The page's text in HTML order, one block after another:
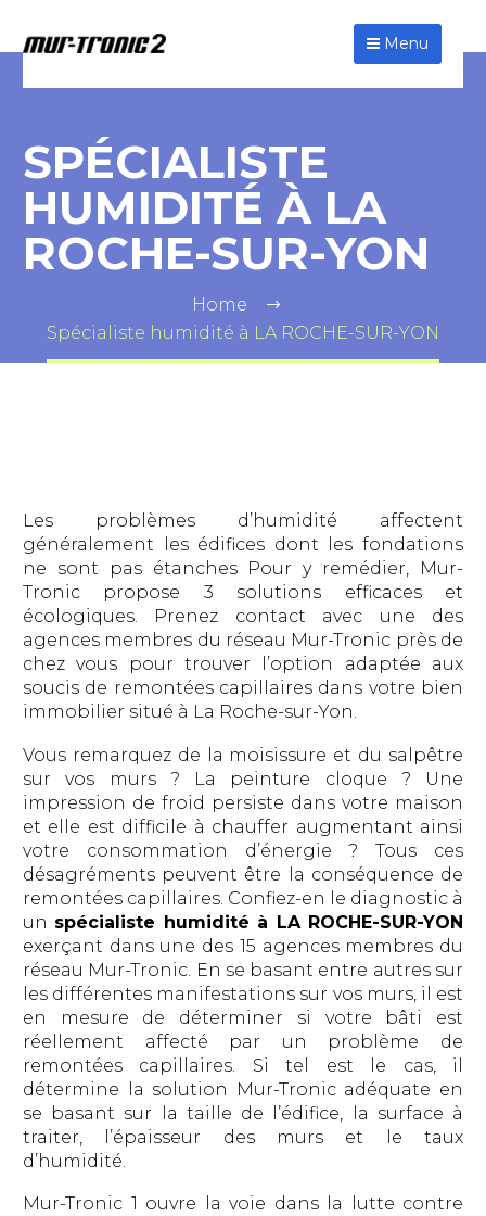
Menu
SPÉCIALISTE
HUMIDITÉ À LA
ROCHE-SUR-YON
Home
Spécialiste humidité à LA ROCHE-SUR-YON
Les problèmes d’humidité affectent
généralement les édifices dont les fondations
ne sont pas étanches Pour y remédier, Mur-
Tronic propose 3 solutions efficaces et
écologiques. Prenez contact avec une des
agences membres du réseau Mur-Tronic près de
chez vous pour trouver l’option adaptée aux
soucis de remontées capillaires dans votre bien
immobilier situé à La Roche-sur-Yon.
Vous remarquez de la moisissure et du salpêtre
sur vos murs ? La peinture cloque ? Une
impression de froid persiste dans votre maison
et elle est difficile à chauffer augmentant ainsi
votre consommation d’énergie ? Tous ces
désagréments peuvent être la conséquence de
remontées capillaires. Confiez-en le diagnostic à
un spécialiste humidité à LA ROCHE-SUR-YON
exerçant dans une des 15 agences membres du
réseau Mur-Tronic. En se basant entre autres sur
les différentes manifestations sur vos murs, il est
en mesure de déterminer si votre bâti est
réellement affecté par un problème de
remontées capillaires. Si tel est le cas, il
détermine la solution Mur-Tronic adéquate en
se basant sur la taille de l’édifice, la surface à
traiter, l’épaisseur des murs et le taux
d’humidité.
Mur-Tronic 1 ouvre la voie dans la lutte contre